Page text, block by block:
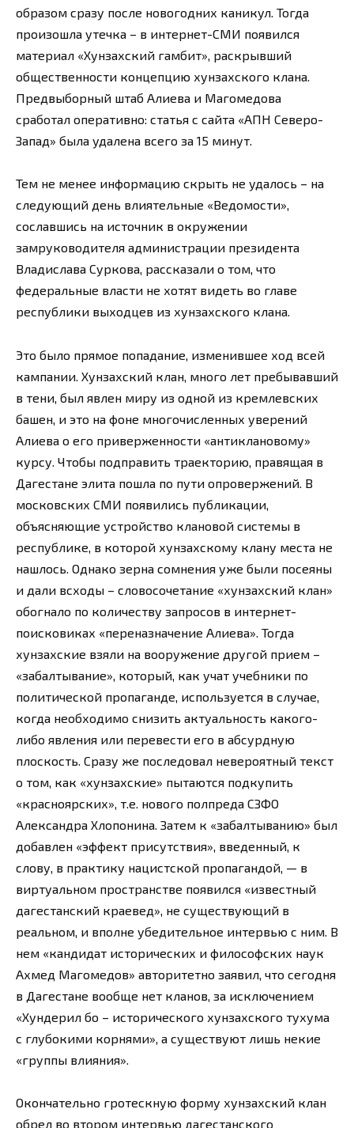
образом сразу после новогодних каникул. Тогда
произошла утечка – в интернет-СМИ появился
материал «Хунзахский гамбит», раскрывший
общественности концепцию хунзахского клана.
Предвыборный штаб Алиева и Магомедова
сработал оперативно: статья с сайта «АПН Северо-
Запад» была удалена всего за 15 минут.
Тем не менее информацию скрыть не удалось – на
следующий день влиятельные «Ведомости»,
сославшись на источник в окружении
замруководителя администрации президента
Владислава Суркова, рассказали о том, что
федеральные власти не хотят видеть во главе
республики выходцев из хунзахского клана.
Это было прямое попадание, изменившее ход всей
кампании. Хунзахский клан, много лет пребывавший
в тени, был явлен миру из одной из кремлевских
башен, и это на фоне многочисленных уверений
Алиева о его приверженности «антиклановому»
курсу. Чтобы подправить траекторию, правящая в
Дагестане элита пошла по пути опровержений. В
московских СМИ появились публикации,
объясняющие устройство клановой системы в
республике, в которой хунзахскому клану места не
нашлось. Однако зерна сомнения уже были посеяны
и дали всходы – словосочетание «хунзахский клан»
обогнало по количеству запросов в интернет-
поисковиках «переназначение Алиева». Тогда
хунзахские взяли на вооружение другой прием –
«забалтывание», который, как учат учебники по
политической пропаганде, используется в случае,
когда необходимо снизить актуальность какого-
либо явления или перевести его в абсурдную
плоскость. Сразу же последовал невероятный текст
о том, как «хунзахские» пытаются подкупить
«красноярских», т.е. нового полпреда СЗФО
Александра Хлопонина. Затем к «забалтыванию» был
добавлен «эффект присутствия», введенный, к
слову, в практику нацистской пропагандой, — в
виртуальном пространстве появился «известный
дагестанский краевед», не существующий в
реальном, и вполне убедительное интервью с ним. В
нем «кандидат исторических и философских наук
Ахмед Магомедов» авторитетно заявил, что сегодня
в Дагестане вообще нет кланов, за исключением
«Хундерил бо – исторического хунзахского тухума
с глубокими корнями», а существуют лишь некие
«группы влияния».
Окончательно гротескную форму хунзахский клан
обрел во втором интервью дагестанского